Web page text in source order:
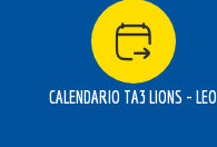
CALENDARIO TA3 LIONS - LEO